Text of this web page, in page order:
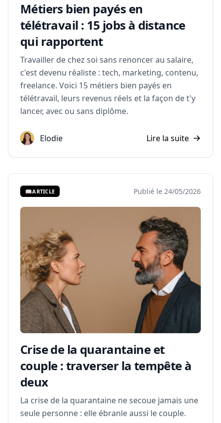
Métiers bien payés en
télétravail : 15 jobs à distance
qui rapportent
Travailler de chez soi sans renoncer au salaire,
c'est devenu réaliste : tech, marketing, contenu,
freelance. Voici 15 métiers bien payés en
télétravail, leurs revenus réels et la façon de t'y
lancer, avec ou sans diplôme.
Elodie Lire la suite
📖ARTICLE Publié le 24/05/2026
Crise de la quarantaine et
couple : traverser la tempête à
deux
La crise de la quarantaine ne secoue jamais une
seule personne : elle ébranle aussi le couple.